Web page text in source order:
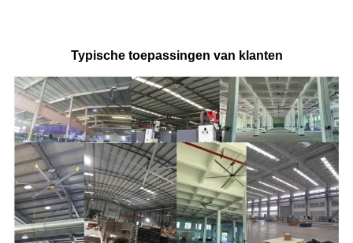
Typische toepassingen van klanten